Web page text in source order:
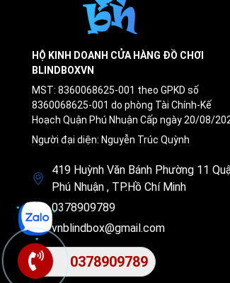
HỘ KINH DOANH CỬA HÀNG ĐỒ CHƠI
BLINDBOXVN
MST: 8360068625-001 theo GPKD số
8360068625-001 do phòng Tài Chính-Kế
Hoạch Quận Phú Nhuận Cấp ngày 20/08/
Người đại diện: Nguyễn Trúc Quỳnh
419 Huỳnh Văn Bánh Phường 11
Phú Nhuận , TP.Hồ Chí Minh
0378909789
vnblindbox@gmail.com
0378909789